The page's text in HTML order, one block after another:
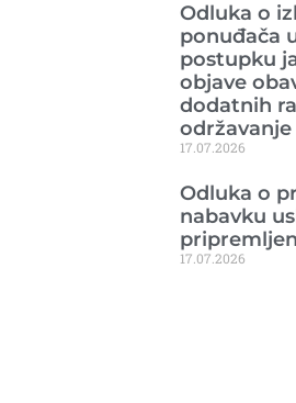
Odluka o
ponuđača
postupku
objave
dodatnih
17.07.2026
Odluka o
nabavku
17.07.2026